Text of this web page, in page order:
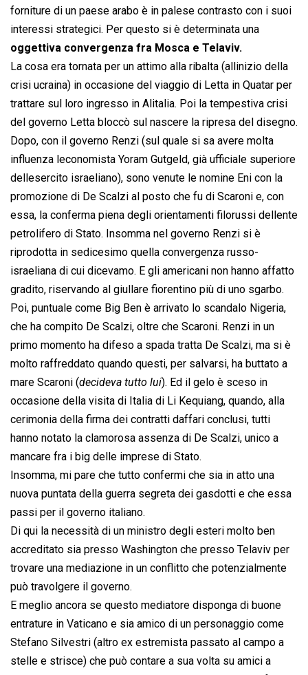
forniture di un paese arabo è in palese contrasto con i suoi
interessi strategici. Per questo si è determinata una
oggettiva convergenza fra Mosca e Telaviv.
La cosa era tornata per un attimo alla ribalta (allinizio della
crisi ucraina) in occasione del viaggio di Letta in Quatar per
trattare sul loro ingresso in Alitalia. Poi la tempestiva crisi
del governo Letta bloccò sul nascere la ripresa del disegno.
Dopo, con il governo Renzi (sul quale si sa avere molta
influenza leconomista Yoram Gutgeld, già ufficiale superiore
dellesercito israeliano), sono venute le nomine Eni con la
promozione di De Scalzi al posto che fu di Scaroni e, con
essa, la conferma piena degli orientamenti filorussi dellente
petrolifero di Stato. Insomma nel governo Renzi si è
riprodotta in sedicesimo quella convergenza russo-
israeliana di cui dicevamo. E gli americani non hanno affatto
gradito, riservando al giullare fiorentino più di uno sgarbo.
Poi, puntuale come Big Ben è arrivato lo scandalo Nigeria,
che ha compito De Scalzi, oltre che Scaroni. Renzi in un
primo momento ha difeso a spada tratta De Scalzi, ma si è
molto raffreddato quando questi, per salvarsi, ha buttato a
mare Scaroni (decideva tutto lui). Ed il gelo è sceso in
occasione della visita di Italia di Li Kequiang, quando, alla
cerimonia della firma dei contratti daffari conclusi, tutti
hanno notato la clamorosa assenza di De Scalzi, unico a
mancare fra i big delle imprese di Stato.
Insomma, mi pare che tutto confermi che sia in atto una
nuova puntata della guerra segreta dei gasdotti e che essa
passi per il governo italiano.
Di qui la necessità di un ministro degli esteri molto ben
accreditato sia presso Washington che presso Telaviv per
trovare una mediazione in un conflitto che potenzialmente
può travolgere il governo.
E meglio ancora se questo mediatore disponga di buone
entrature in Vaticano e sia amico di un personaggio come
Stefano Silvestri (altro ex estremista passato al campo a
stelle e strisce) che può contare a sua volta su amici a